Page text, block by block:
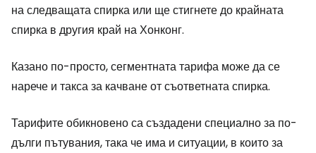
на следващата спирка или ще стигнете до крайната
спирка в другия край на Хонконг.
Казано по-просто, сегментната тарифа може да се
нарече и такса за качване от съответната спирка.
Тарифите обикновено са създадени специално за по-
дълги пътувания, така че има и ситуации, в които за